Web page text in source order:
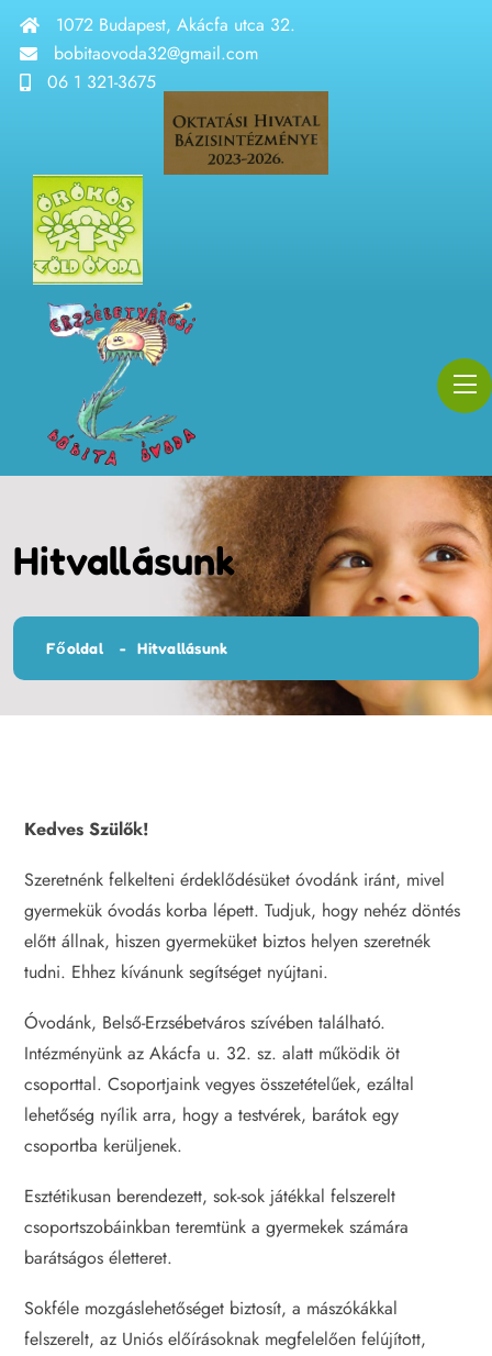
1072 Budapest, Akácfa utca 32.
bobitaovoda32@gmail.com
06 1 321-3675
Hitvallásunk
Főoldal Hitvallásunk
Kedves Szülők!
Szeretnénk felkelteni érdeklődésüket óvodánk iránt, mivel
gyermekük óvodás korba lépett. Tudjuk, hogy nehéz döntés
előtt állnak, hiszen gyermeküket biztos helyen szeretnék
tudni. Ehhez kívánunk segítséget nyújtani.
Óvodánk, Belső-Erzsébetváros szívében található.
Intézményünk az Akácfa u. 32. sz. alatt működik öt
csoporttal. Csoportjaink vegyes összetételűek, ezáltal
lehetőség nyílik arra, hogy a testvérek, barátok egy
csoportba kerüljenek.
Esztétikusan berendezett, sok-sok játékkal felszerelt
csoportszobáinkban teremtünk a gyermekek számára
barátságos életteret.
Sokféle mozgáslehetőséget biztosít, a mászókákkal
felszerelt, az Uniós előírásoknak megfelelően felújított,